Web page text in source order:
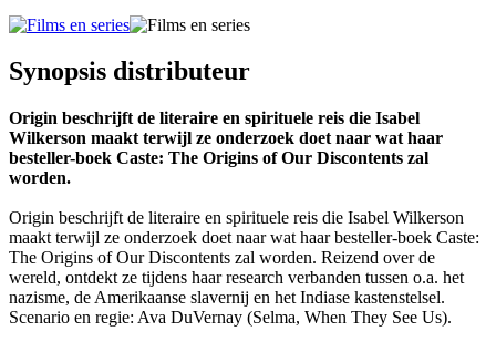
Synopsis distributeur
Origin beschrijft de literaire en spirituele reis die Isabel
Wilkerson maakt terwijl ze onderzoek doet naar wat haar
besteller-boek Caste: The Origins of Our Discontents zal
worden.
Origin beschrijft de literaire en spirituele reis die Isabel Wilkerson
maakt terwijl ze onderzoek doet naar wat haar besteller-boek Caste:
The Origins of Our Discontents zal worden. Reizend over de
wereld, ontdekt ze tijdens haar research verbanden tussen o.a. het
nazisme, de Amerikaanse slavernij en het Indiase kastenstelsel.
Scenario en regie: Ava DuVernay (Selma, When They See Us).